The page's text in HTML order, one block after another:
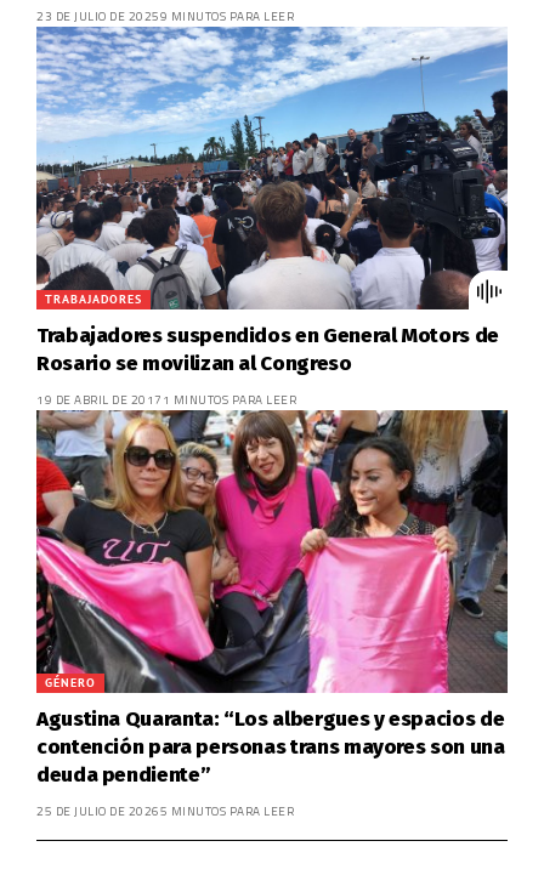
23 DE JULIO DE 20259 MINUTOS PARA LEER
TRABAJADORES
Trabajadores suspendidos en General Motors de
Rosario se movilizan al Congreso
19 DE ABRIL DE 2017 1 MINUTOS PARA LEER
GÉNERO
Agustina Quaranta: “Los albergues y espacios de
contención para personas trans mayores son una
deuda pendiente”
25 DE JULIO DE 20265 MINUTOS PARA LEER